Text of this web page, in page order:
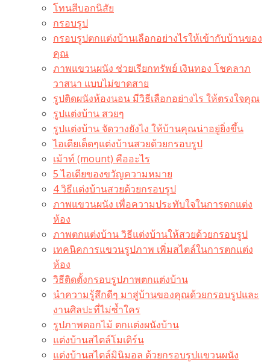
โทนสีบอกนิสัย
กรอบรูป
กรอบรูปตกแต่งบ้านเลือกอย่างไรให้เข้ากับบ้านของ
คุณ
ภาพแขวนผนัง ช่วยเรียกทรัพย์ เงินทอง โชคลาภ
วาสนา แบบไม่ขาดสาย
รูปติดผนังห้องนอน มีวิธีเลือกอย่างไร ให้ตรงใจคุณ
รูปแต่งบ้าน สวยๆ
รูปแต่งบ้าน จัดวางยังไง ให้บ้านคุณน่าอยู่ยิ่งขึ้น
ไอเดียเด็ดๆแต่งบ้านสวยด้วยกรอบรูป
เม้าท์ (mount) คืออะไร​
5 ไอเดียของขวัญความหมาย
4 วิธีแต่งบ้านสวยด้วยกรอบรูป
ภาพแขวนผนัง เพื่อความประทับใจในการตกแต่ง
ห้อง
ภาพตกแต่งบ้าน วิธีแต่งบ้านให้สวยด้วยกรอบรูป
เทคนิคการแขวนรูปภาพ เพิ่มสไตล์ในการตกแต่ง
ห้อง
วิธีติดตั้งกรอบรูปภาพตกแต่งบ้าน
นำความรู้สึกดีๆ มาสู่บ้านของคุณด้วยกรอบรูปและ
งานศิลปะที่ไม่ซ้ำใคร
รูปภาพดอกไม้ ตกแต่งผนังบ้าน
แต่งบ้านสไตล์โมเดิร์น
แต่งบ้านสไตล์มินิมอล ด้วยกรอบรูปแขวนผนัง